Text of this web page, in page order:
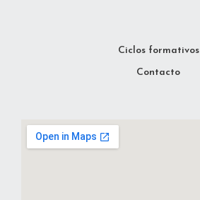
Ciclos formativos
Contacto